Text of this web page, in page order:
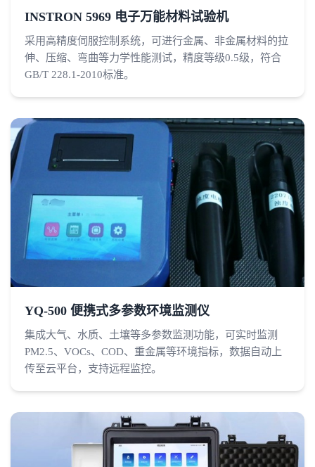
INSTRON 5969 电子万能材料试验机
采用高精度伺服控制系统，可进行金属、非金属材料的拉
伸、压缩、弯曲等力学性能测试，精度等级0.5级，符合
GB/T 228.1-2010标准。
YQ-500 便携式多参数环境监测仪
集成大气、水质、土壤等多参数监测功能，可实时监测
PM2.5、VOCs、COD、重金属等环境指标，数据自动上
传至云平台，支持远程监控。